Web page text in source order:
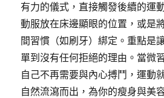
有力的儀式，直接觸發後續的運
動服放在床邊顯眼的位置，或是
間習慣（如刷牙）綁定。重點是
單到沒有任何拒絕的理由。當微
自己不再需要與內心搏鬥，運動
自然流瀉而出，為你的瘦身與美